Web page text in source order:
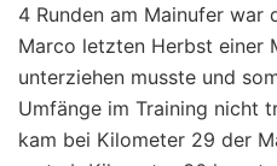
4 Runden am Mainufer war
Marco letzten Herbst einer
unterziehen musste und
Umfänge im Training nicht
kam bei Kilometer 29 der